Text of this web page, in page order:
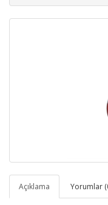
Açıklama Yorumlar